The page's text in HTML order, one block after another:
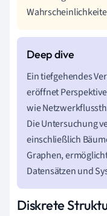
Ein tiefgehendes
eröffnet
wie
Die Untersuchung
einschließlich
Graphen,
Datensätzen und
Diskrete